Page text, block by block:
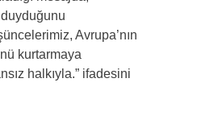
Avrupa’nın
kurtarmaya
halkıyla.” ifadesini